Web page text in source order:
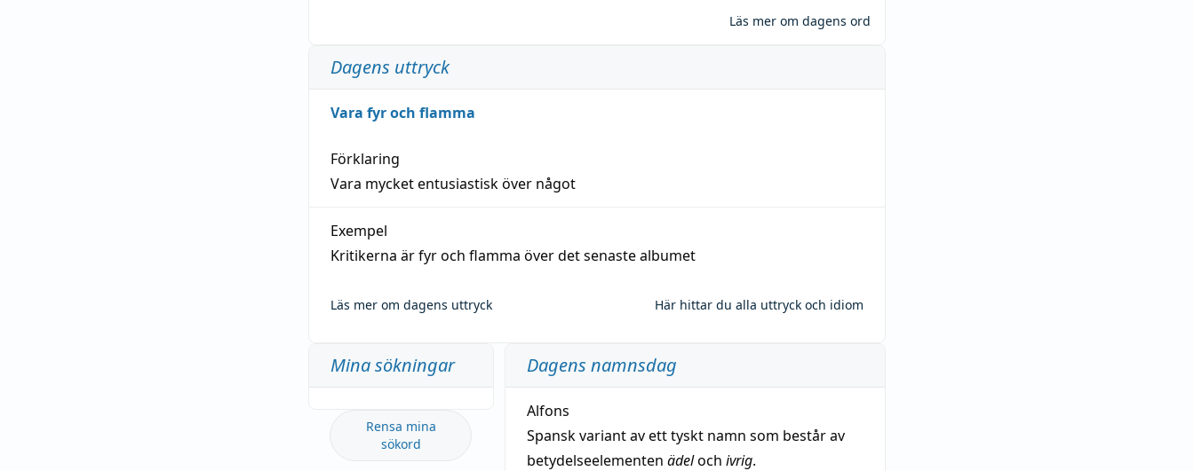
Läs mer om dagens ord
Dagens uttryck
Vara fyr och flamma
Förklaring
Vara mycket entusiastisk över något
Exempel
Kritikerna är fyr och flamma över det senaste albumet
Läs mer om dagens uttryck Här hittar du alla uttryck och idiom
Mina sökningar
Rensa mina
sökord
Dagens namnsdag
Alfons
Spansk variant av ett tyskt namn som består av
betydelseelementen ädeloch ivrig.